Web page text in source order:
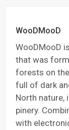
WooDMooD
WooDMooD
that was
forests on
full of dark
North nature,
pinery.
with